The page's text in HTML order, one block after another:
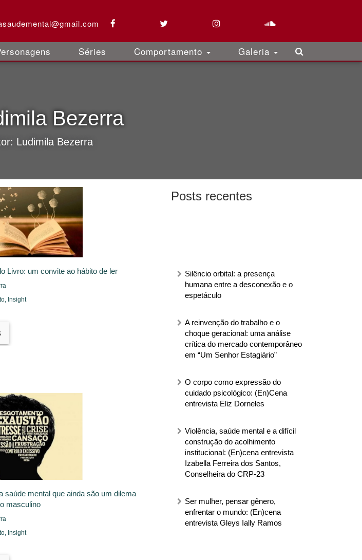
Séries Comportamento Galeria
Bezerra
Ludimila Bezerra
Posts recentes
Silêncio orbital: a presença
humana entre a desconexão e o
espetáculo
A reinvenção do trabalho e o
choque geracional: uma análise
crítica do mercado contemporâneo
em “Um Senhor Estagiário”
O corpo como expressão do
cuidado psicológico: (En)Cena
entrevista Eliz Dorneles
Violência, saúde mental e a difícil
construção do acolhimento
institucional: (En)cena entrevista
Izabella Ferreira dos Santos,
Conselheira do CRP-23
Ser mulher, pensar gênero,
enfrentar o mundo: (En)cena
entrevista Gleys Ially Ramos
Livro: um convite ao hábito de ler
Insight
saúde mental que ainda são um dilema
masculino
Insight